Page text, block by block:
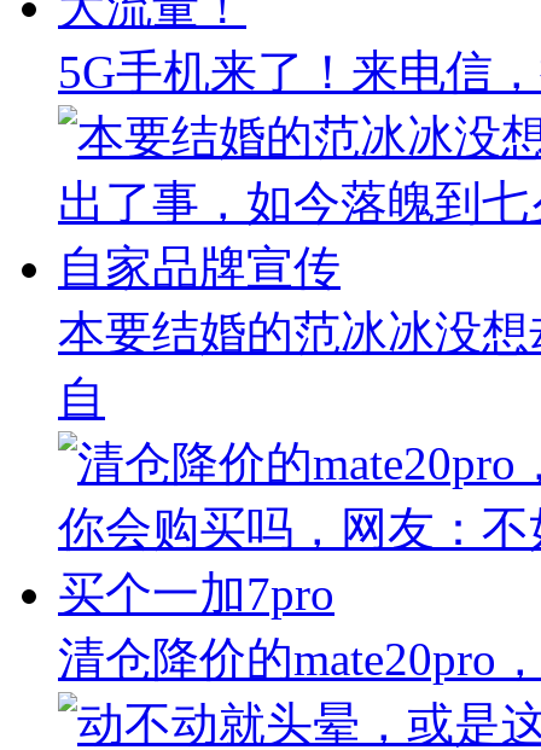
5G手机来了！来电信
本要结婚的范冰冰没
自
清仓降价的mate20pro